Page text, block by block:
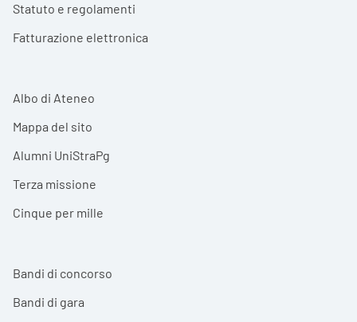
Statuto e regolamenti
Fatturazione elettronica
Albo di Ateneo
Mappa del sito
Alumni UniStraPg
Terza missione
Cinque per mille
Bandi di concorso
Bandi di gara